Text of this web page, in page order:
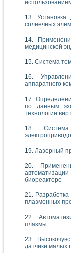
Установка
солнечных
медицинской
Система
аппаратного
по данным
технологии
Лазерный
биореакторе
плазменных
плазмы
датчики малых